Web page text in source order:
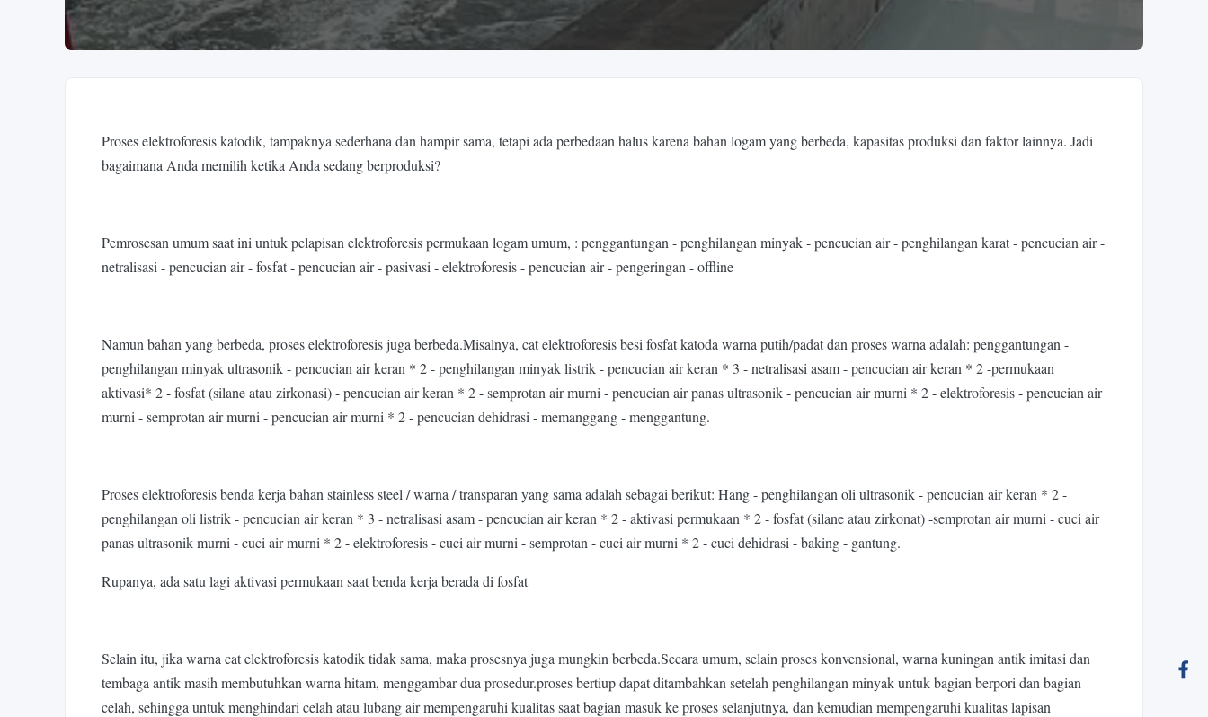
Proses elektroforesis katodik, tampaknya sederhana dan hampir sama, tetapi ada perbedaan halus karena bahan logam yang berbeda, kapasitas produksi dan faktor lainnya. Jadi
bagaimana Anda memilih ketika Anda sedang berproduksi?
Pemrosesan umum saat ini untuk pelapisan elektroforesis permukaan logam umum, : penggantungan - penghilangan minyak - pencucian air - penghilangan karat - pencucian air -
netralisasi - pencucian air - fosfat - pencucian air - pasivasi - elektroforesis - pencucian air - pengeringan - offline
Namun bahan yang berbeda, proses elektroforesis juga berbeda.Misalnya, cat elektroforesis besi fosfat katoda warna putih/padat dan proses warna adalah: penggantungan -
penghilangan minyak ultrasonik - pencucian air keran * 2 - penghilangan minyak listrik - pencucian air keran * 3 - netralisasi asam - pencucian air keran * 2 -permukaan
aktivasi* ​​2 - fosfat (silane atau zirkonasi) - pencucian air keran * 2 - semprotan air murni - pencucian air panas ultrasonik - pencucian air murni * 2 - elektroforesis - pencucian air
murni - semprotan air murni - pencucian air murni * 2 - pencucian dehidrasi - memanggang - menggantung.
Proses elektroforesis benda kerja bahan stainless steel / warna / transparan yang sama adalah sebagai berikut: Hang - penghilangan oli ultrasonik - pencucian air keran * 2 -
penghilangan oli listrik - pencucian air keran * 3 - netralisasi asam - pencucian air keran * 2 - aktivasi permukaan * 2 - fosfat (silane atau zirkonat) -semprotan air murni - cuci air
panas ultrasonik murni - cuci air murni * 2 - elektroforesis - cuci air murni - semprotan - cuci air murni * 2 - cuci dehidrasi - baking - gantung.
Rupanya, ada satu lagi aktivasi permukaan saat benda kerja berada di fosfat
Selain itu, jika warna cat elektroforesis katodik tidak sama, maka prosesnya juga mungkin berbeda.Secara umum, selain proses konvensional, warna kuningan antik imitasi dan
tembaga antik masih membutuhkan warna hitam, menggambar dua prosedur.proses bertiup dapat ditambahkan setelah penghilangan minyak untuk bagian berpori dan bagian
celah, sehingga untuk menghindari celah atau lubang air mempengaruhi kualitas saat bagian masuk ke proses selanjutnya, dan kemudian mempengaruhi kualitas lapisan